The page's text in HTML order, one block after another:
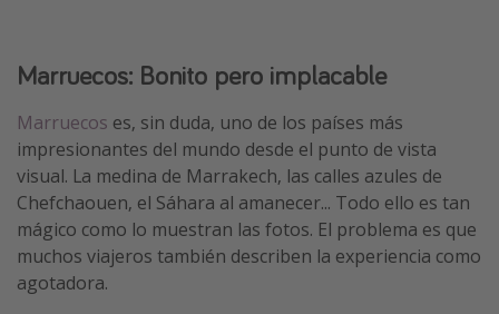
Marruecos: Bonito pero implacable
Marruecos es, sin duda, uno de los países más
impresionantes del mundo desde el punto de vista
visual. La medina de Marrakech, las calles azules de
Chefchaouen, el Sáhara al amanecer... Todo ello es tan
mágico como lo muestran las fotos. El problema es que
muchos viajeros también describen la experiencia como
agotadora.